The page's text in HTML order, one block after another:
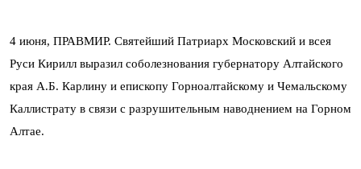
4 июня, ПРАВМИР. Святейший Патриарх Московский и всея
Руси Кирилл выразил соболезнования губернатору Алтайского
края А.Б. Карлину и епископу Горноалтайскому и Чемальскому
Каллистрату в связи с разрушительным наводнением на Горном
Алтае.